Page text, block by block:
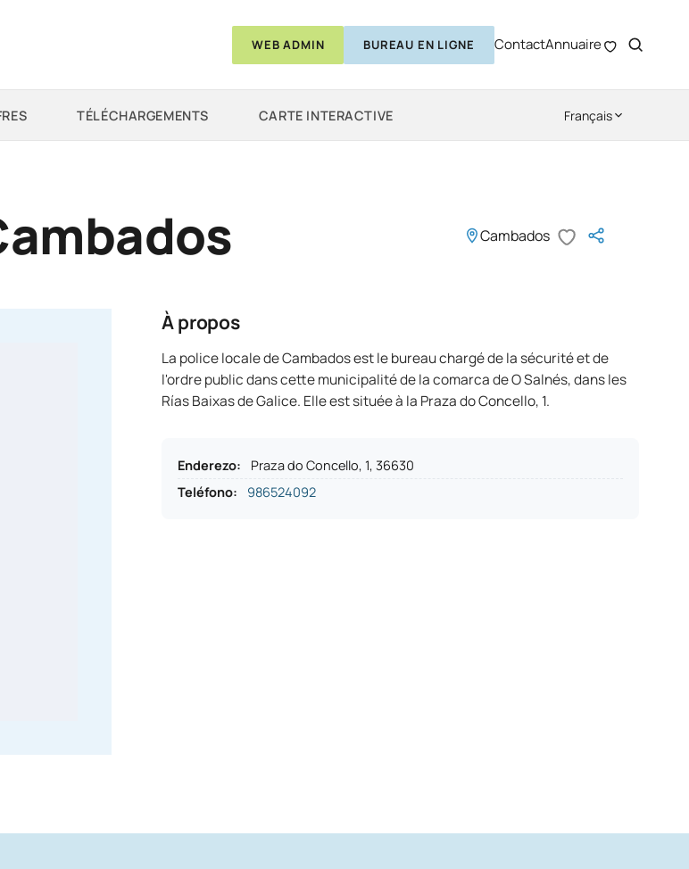
WEB ADMIN BUREAU EN LIGNE ContactAnnuaire
TÉLÉCHARGEMENTS CARTE INTERACTIVE Français
Cambados
À propos
La police locale de Cambados est le bureau chargé de la sécurité et de
l'ordre public dans cette municipalité de la comarca de O Salnés, dans les
Rías Baixas de Galice. Elle est située à la Praza do Concello, 1.
Enderezo:
Praza do Concello, 1, 36630
Teléfono: 986524092